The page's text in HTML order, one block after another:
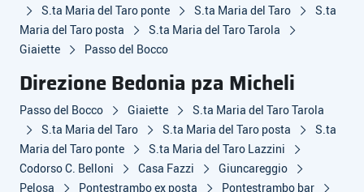
S.ta Maria del Taro ponte
S.ta Maria del Taro
S.ta
Maria del Taro posta
S.ta Maria del Taro Tarola
Giaiette
Passo del Bocco
Direzione Bedonia pza Micheli
Passo del Bocco Giaiette
S.ta Maria del Taro Tarola
S.ta Maria del Taro
S.ta Maria del Taro posta
S.ta
Maria del Taro ponte
S.ta Maria del Taro Lazzini
Codorso C. Belloni
Casa Fazzi
Giuncareggio
Pelosa
Pontestrambo ex posta Pontestrambo bar